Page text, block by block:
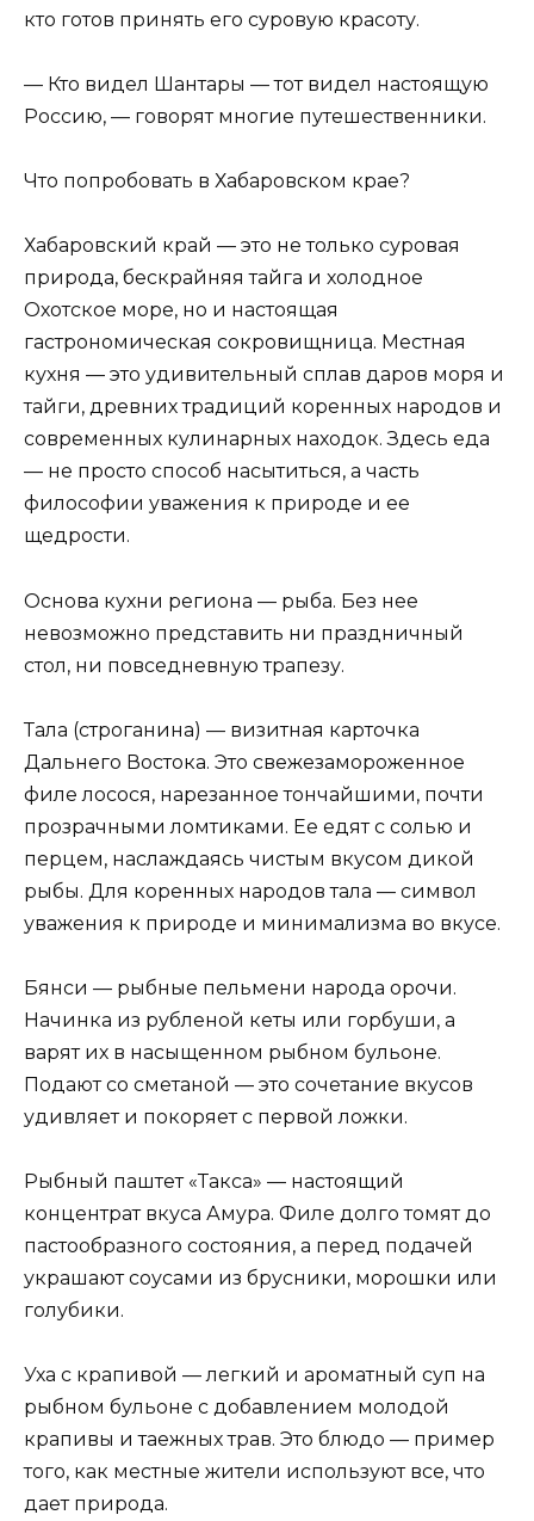
кто готов принять его суровую красоту.
— Кто видел Шантары — тот видел настоящую
Россию, — говорят многие путешественники.
Что попробовать в Хабаровском крае?
Хабаровский край — это не только суровая
природа, бескрайняя тайга и холодное
Охотское море, но и настоящая
гастрономическая сокровищница. Местная
кухня — это удивительный сплав даров моря и
тайги, древних традиций коренных народов и
современных кулинарных находок. Здесь еда
— не просто способ насытиться, а часть
философии уважения к природе и ее
щедрости.
Основа кухни региона — рыба. Без нее
невозможно представить ни праздничный
стол, ни повседневную трапезу.
Тала (строганина) — визитная карточка
Дальнего Востока. Это свежезамороженное
филе лосося, нарезанное тончайшими, почти
прозрачными ломтиками. Ее едят с солью и
перцем, наслаждаясь чистым вкусом дикой
рыбы. Для коренных народов тала — символ
уважения к природе и минимализма во вкусе.
Бянси — рыбные пельмени народа орочи.
Начинка из рубленой кеты или горбуши, а
варят их в насыщенном рыбном бульоне.
Подают со сметаной — это сочетание вкусов
удивляет и покоряет с первой ложки.
Рыбный паштет «Такса» — настоящий
концентрат вкуса Амура. Филе долго томят до
пастообразного состояния, а перед подачей
украшают соусами из брусники, морошки или
голубики.
Уха с крапивой — легкий и ароматный суп на
рыбном бульоне с добавлением молодой
крапивы и таежных трав. Это блюдо — пример
того, как местные жители используют все, что
дает природа.